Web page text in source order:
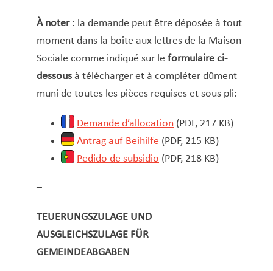
À noter : la demande peut être déposée à tout
moment dans la boîte aux lettres de la Maison
Sociale comme indiqué sur le formulaire ci-
dessousà télécharger et à compléter dûment
muni de toutes les pièces requises et sous pli:
Demande d’allocation(PDF, 217 KB)
Antrag auf Beihilfe (PDF, 215 KB)
Pedido de subsidio (PDF, 218 KB)
–
TEUERUNGSZULAGE UND
AUSGLEICHSZULAGE FÜR
GEMEINDEABGABEN